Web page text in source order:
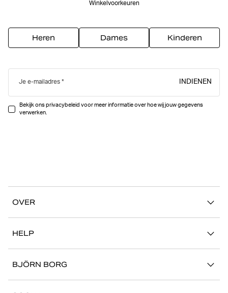
Winkelvoorkeuren
Heren Dames Kinderen
Je e-mailadres INDIENEN
Bekijk ons privacybeleid voor meer informatie over hoe wij jouw gegevens
verwerken.
OVER
Stories
Onze winkels
HELP
FAQ
BJÖRN BORG